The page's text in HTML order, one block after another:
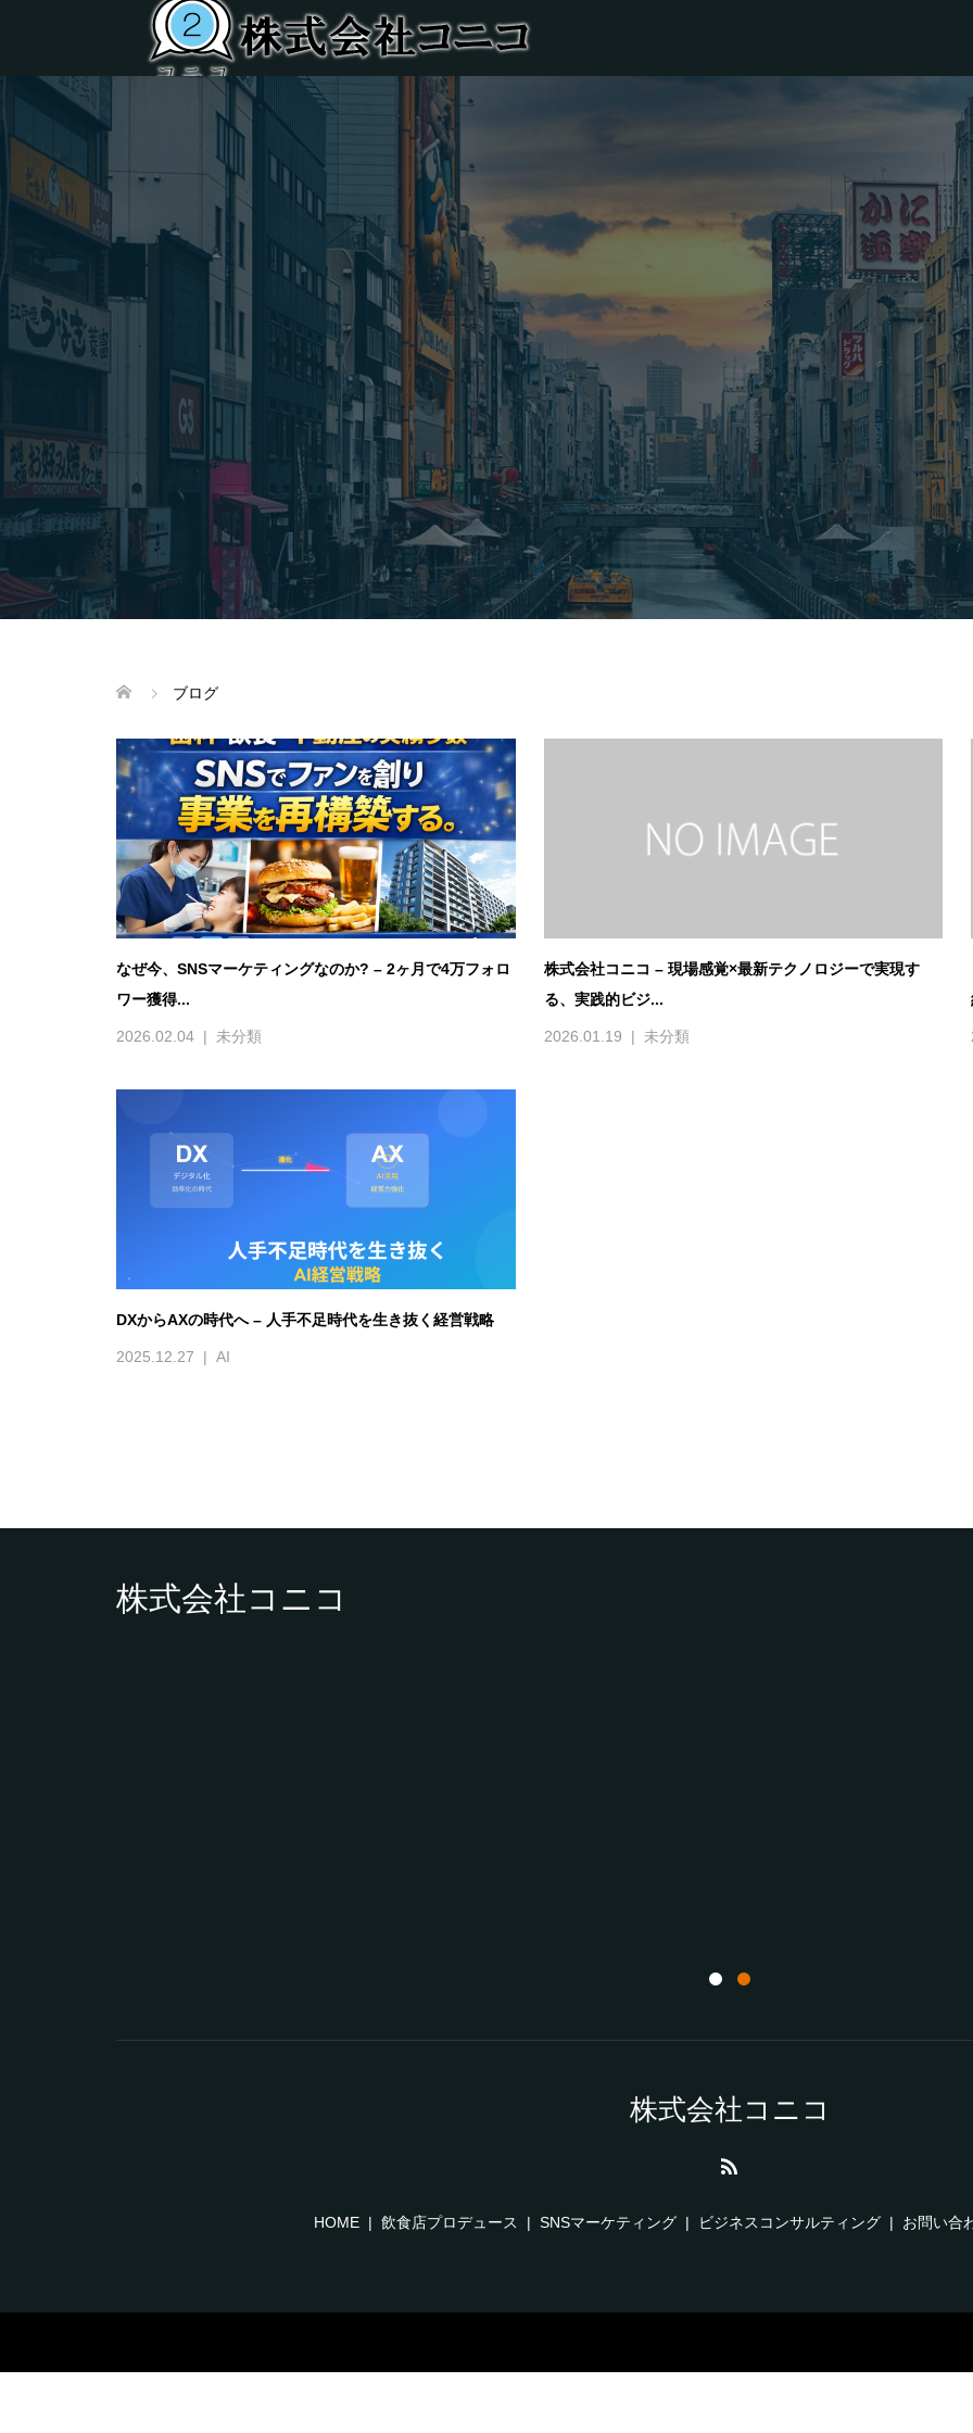
ブログ
なぜ今、SNSマーケティングなのか? – 2ヶ月で4万フォロ
ワー獲得...
2026.02.04 未分類
株式会社コニコ – 現場感覚×最新テクノロジーで実現す
る、実践的ビジ...
2026.01.19 未分類
DXからAXの時代へ – 人手不足時代を生き抜く経営戦略
2025.12.27 AI
株式会社コニコ
株式会社コニコ
HOME 飲食店プロデュース SNSマーケティング ビジネスコンサルティング お問い合